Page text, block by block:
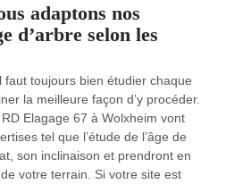
adaptons nos
d’arbre selon les
faut toujours bien étudier chaque
la meilleure façon d’y procéder.
Elagage 67 à Wolxheim vont
tel que l’étude de l’âge de
son inclinaison et prendront en
votre terrain. Si votre site est